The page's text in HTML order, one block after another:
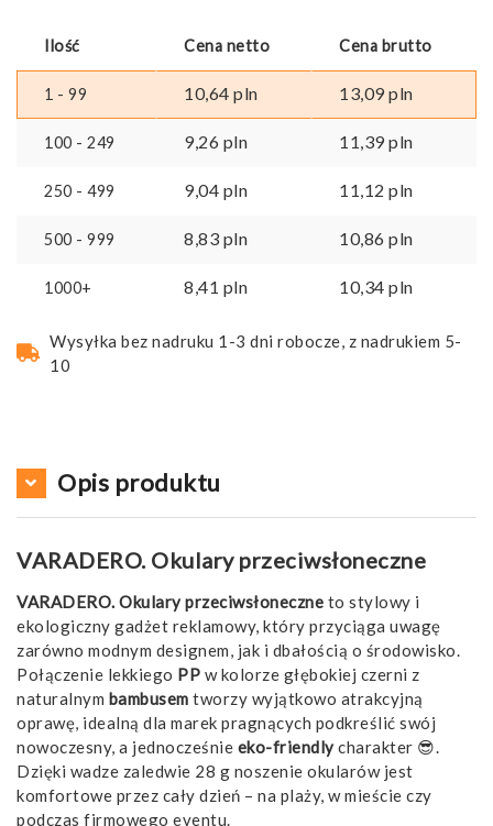
Ilość Cena netto Cena brutto
1 - 99 10,64 pln 13,09pln
100 - 249 9,26 pln 11,39pln
250 - 499 9,04 pln 11,12 pln
500 - 999 8,83 pln 10,86 pln
1000+ 8,41 pln 10,34 pln
Wysyłka bez nadruku 1-3 dni robocze, z nadrukiem 5-
10
Opis produktu
VARADERO. Okulary przeciwsłoneczne
VARADERO. Okulary przeciwsłoneczne to stylowy i
ekologiczny gadżet reklamowy, który przyciąga uwagę
zarówno modnym designem, jak i dbałością o środowisko.
Połączenie lekkiego PP w kolorze głębokiej czerni z
naturalnym bambusem tworzy wyjątkowo atrakcyjną
oprawę, idealną dla marek pragnących podkreślić swój
nowoczesny, a jednocześnie eko-friendlycharakter 😎.
Dzięki wadze zaledwie 28 g noszenie okularów jest
komfortowe przez cały dzień – na plaży, w mieście czy
podczas firmowego eventu.